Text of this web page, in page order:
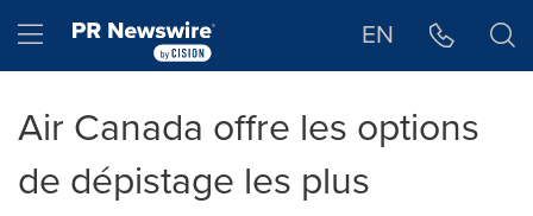
Hamburger menu EN
Air Canada offre les options
de dépistage les plus